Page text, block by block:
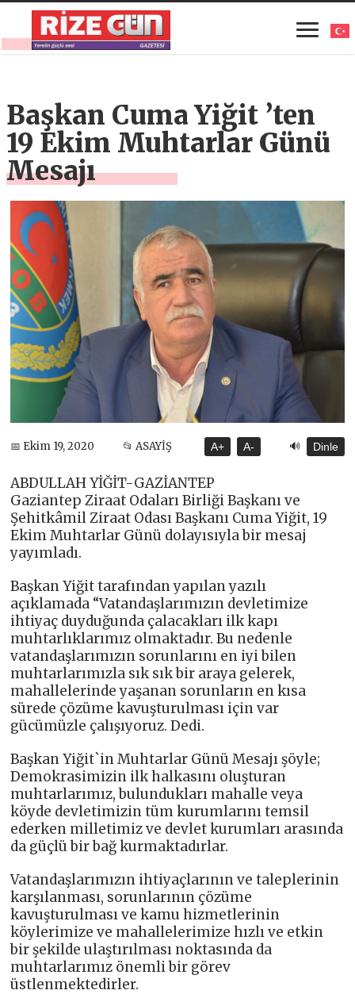
Başkan Cuma Yiğit ’ten
19 Ekim Muhtarlar Günü
Mesajı
📅 Ekim 19, 2020 📂 ASAYİŞ A+ A- 🔊 Dinle
ABDULLAH YİĞİT-GAZİANTEP
Gaziantep Ziraat Odaları Birliği Başkanı ve
Şehitkâmil Ziraat Odası Başkanı Cuma Yiğit, 19
Ekim Muhtarlar Günü dolayısıyla bir mesaj
yayımladı.
Başkan Yiğit tarafından yapılan yazılı
açıklamada “Vatandaşlarımızın devletimize
ihtiyaç duyduğunda çalacakları ilk kapı
muhtarlıklarımız olmaktadır. Bu nedenle
vatandaşlarımızın sorunlarını en iyi bilen
muhtarlarımızla sık sık bir araya gelerek,
mahallelerinde yaşanan sorunların en kısa
sürede çözüme kavuşturulması için var
gücümüzle çalışıyoruz. Dedi.
Başkan Yiğit`in Muhtarlar Günü Mesajı şöyle;
Demokrasimizin ilk halkasını oluşturan
muhtarlarımız, bulundukları mahalle veya
köyde devletimizin tüm kurumlarını temsil
ederken milletimiz ve devlet kurumları arasında
da güçlü bir bağ kurmaktadırlar.
Vatandaşlarımızın ihtiyaçlarının ve taleplerinin
karşılanması, sorunlarının çözüme
kavuşturulması ve kamu hizmetlerinin
köylerimize ve mahallelerimize hızlı ve etkin
bir şekilde ulaştırılması noktasında da
muhtarlarımız önemli bir görev
üstlenmektedirler.